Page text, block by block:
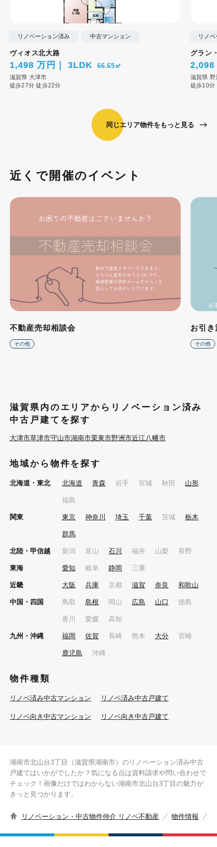
リノベーション済み 中古マンション
ヴィオス北大路
1,498 万円 3LDK 66.65㎡
滋賀県 大津市
徒歩27分徒歩22分
リノ
グラン
2,098
滋賀県 野
徒歩10分
同じエリア物件をもっと見る
近くで開催のイベント
不動産売却相談会
その他
お引
その他
滋賀県内のエリアからリノベーション済み
中古戸建てを探す
大津市草津市守山市湖南市栗東市野洲市近江八幡市
地域から物件を探す
北海道・東北 北海道 青森 岩手 宮城 秋田 山形
福島
関東 東京 神奈川 埼玉 千葉 茨城 栃木
群馬
北陸・甲信越 新潟 富山 石川 福井 山梨 長野
東海 愛知 岐阜 静岡 三重
近畿 大阪 兵庫 京都 滋賀 奈良 和歌山
中国・四国 鳥取 島根 岡山 広島 山口 徳島
香川 愛媛 高知
九州・沖縄 福岡 佐賀 長崎 熊本 大分 宮崎
鹿児島 沖縄
物件種類
リノベ済み中古マンション リノベ済み中古戸建て
リノベ向き中古マンション リノベ向き中古戸建て
湖南市北山台3丁目（滋賀県湖南市）のリノベーション済み中古
戸建てはいかがでしたか？気になる点は資料請求や問い合わせで
チェック！画像だけではわからない湖南市北山台3丁目の魅力が
きっと見つかります。
リノベーション・中古物件仲介 リノベ不動産 物件情報